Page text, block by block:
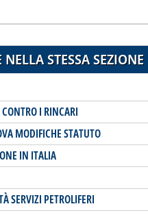
STESSA SEZIONE
I RINCARI
MODIFICHE STATUTO
IN ITALIA
SERVIZI PETROLIFERI